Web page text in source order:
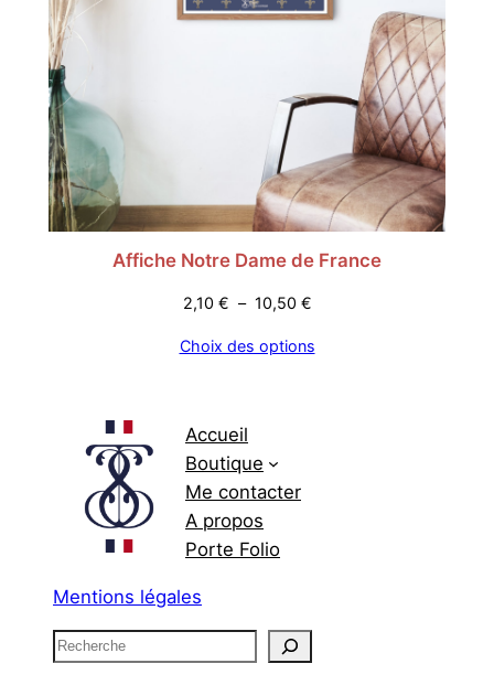
Affiche Notre Dame de France
2,10 € – 10,50 €Plage
prix :
Choix des options
Accueil
Boutique
Me contacter
A propos
Porte Folio
Mentions légales
R